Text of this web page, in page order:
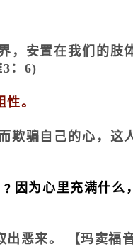
，安置在我们的肢
3：6)
。
欺骗自己的心，这
因为心里充满什么
出恶来。 【玛窦福